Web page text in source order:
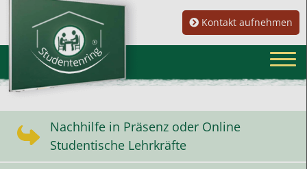
Kontakt aufnehmen
Nachhilfe in Präsenz oder Online
Studentische Lehrkräfte